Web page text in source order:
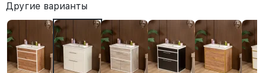
Другие варианты